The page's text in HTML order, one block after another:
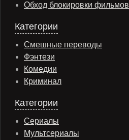
Обход блокировки фильмов
Категории
Смешные переводы
Фэнтези
Комедии
Криминал
Категории
Сериалы
Мультсериалы